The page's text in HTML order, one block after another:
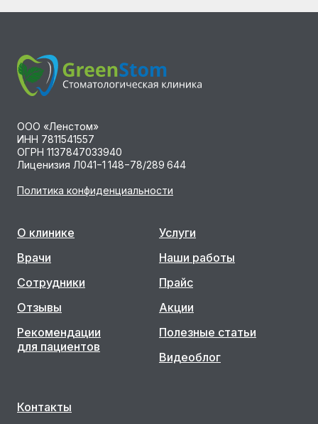
ООО «Ленстом»
ИНН 7811541557
ОГРН 1137847033940
Лиценизия Л041−1 148−78/289 644
Политика конфиденциальности
О клинике
Врачи
Сотрудники
Отзывы
Рекомендации
для пациентов
Услуги
Наши работы
Прайс
Акции
Полезные статьи
Видеоблог
Контакты